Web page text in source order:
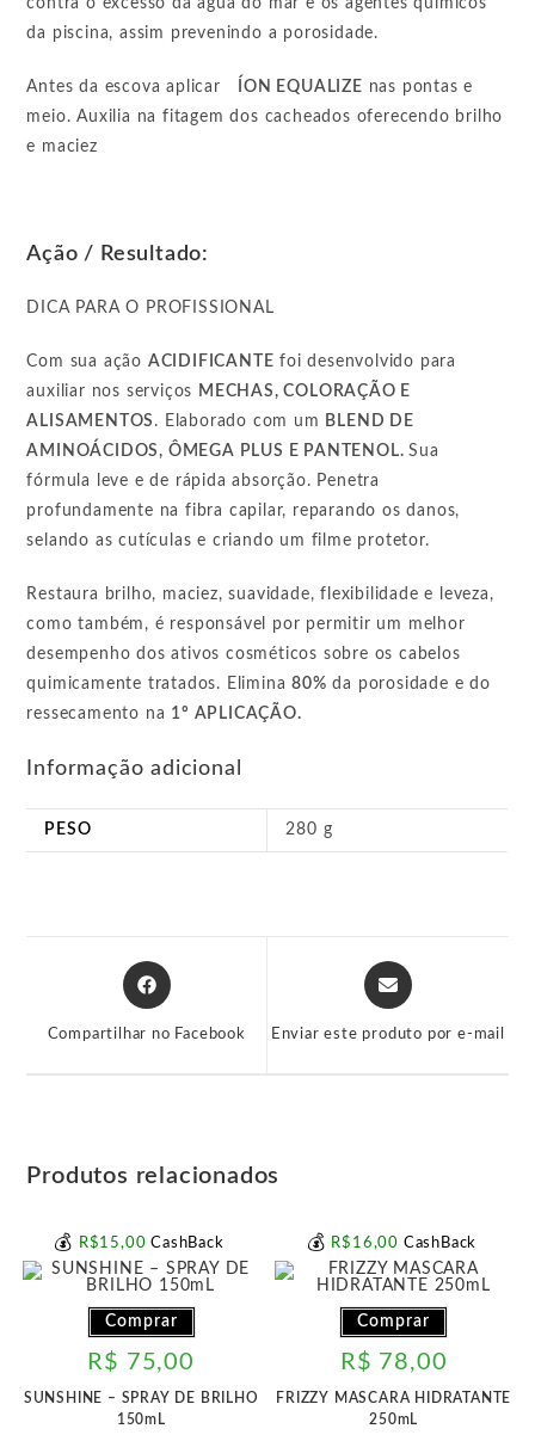
contra o excesso da água do mar e os agentes químicos
da piscina, assim prevenindo a porosidade.
Antes da escova aplicar ÍON EQUALIZE nas pontas e
meio. Auxilia na fitagem dos cacheados oferecendo brilho
e maciez
Ação / Resultado:
DICA PARA O PROFISSIONAL
Com sua ação ACIDIFICANTE foi desenvolvido para
auxiliar nos serviços MECHAS, COLORAÇÃO E
ALISAMENTOS . Elaborado com um BLEND DE
AMINOÁCIDOS, ÔMEGA PLUS E PANTENOL.Sua
fórmula leve e de rápida absorção. Penetra
profundamente na fibra capilar, reparando os danos,
selando as cutículas e criando um filme protetor.
Restaura brilho, maciez, suavidade, flexibilidade e leveza,
como também, é responsável por permitir um melhor
desempenho dos ativos cosméticos sobre os cabelos
quimicamente tratados. Elimina80% da porosidade e do
ressecamento na 1º APLICAÇÃO.
Informação adicional
PESO 280 g
Abre
em
Compartilhar no Facebook
Abre
em
Enviar este produto por e-mail
Produtos relacionados
💰 R$15,00CashBack
Comprar
R$ 75,00
SUNSHINE – SPRAY DE BRILHO
150mL
💰 R$ 16,00 CashBack
Comprar
R$ 78,00
FRIZZY MASCARA HIDRATANTE
250mL